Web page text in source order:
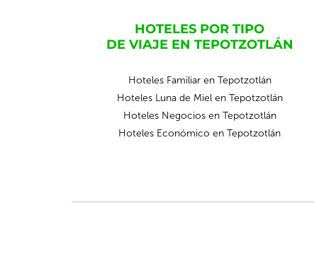
HOTELES POR TIPO
DE VIAJE EN TEPOTZOTLÁN
Hoteles Familiar en Tepotzotlán
Hoteles Luna de Miel en Tepotzotlán
Hoteles Negocios en Tepotzotlán
Hoteles Económico en Tepotzotlán